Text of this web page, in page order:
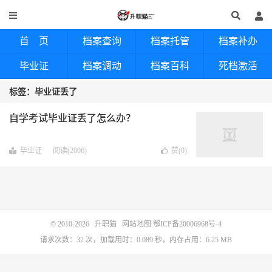
首 页 档案查询 档案托管 档案补办
毕业证 档案调动 档案百科 死档激活
标签：毕业证丢了
自学考试毕业证丢了怎么办？
毕业证 阅读(2006) 赞(0)
© 2010-2026 升职猫 网站地图 鄂ICP备20006968号-4
请求次数：32 次，加载用时：0.089 秒，内存占用：6.25 MB